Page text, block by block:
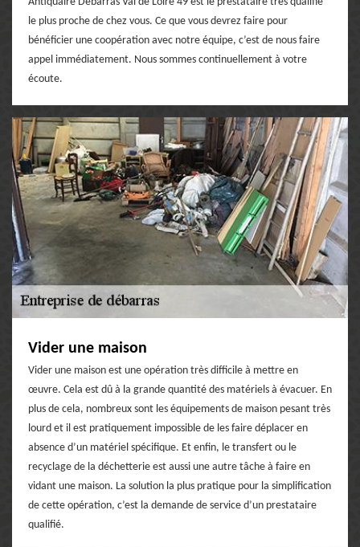
le plus proche de chez vous. Ce que vous devrez faire pour
bénéficier une coopération avec notre équipe, c’est de nous faire
appel immédiatement. Nous sommes continuellement à votre
écoute.
Vider une maison
Vider une maison est une opération très difficile à mettre en
œuvre. Cela est dû à la grande quantité des matériels à évacuer. En
plus de cela, nombreux sont les équipements de maison pesant très
lourd et il est pratiquement impossible de les faire déplacer en
absence d’un matériel spécifique. Et enfin, le transfert ou le
recyclage de la déchetterie est aussi une autre tâche à faire en
vidant une maison. La solution la plus pratique pour la simplification
de cette opération, c’est la demande de service d’un prestataire
qualifié.